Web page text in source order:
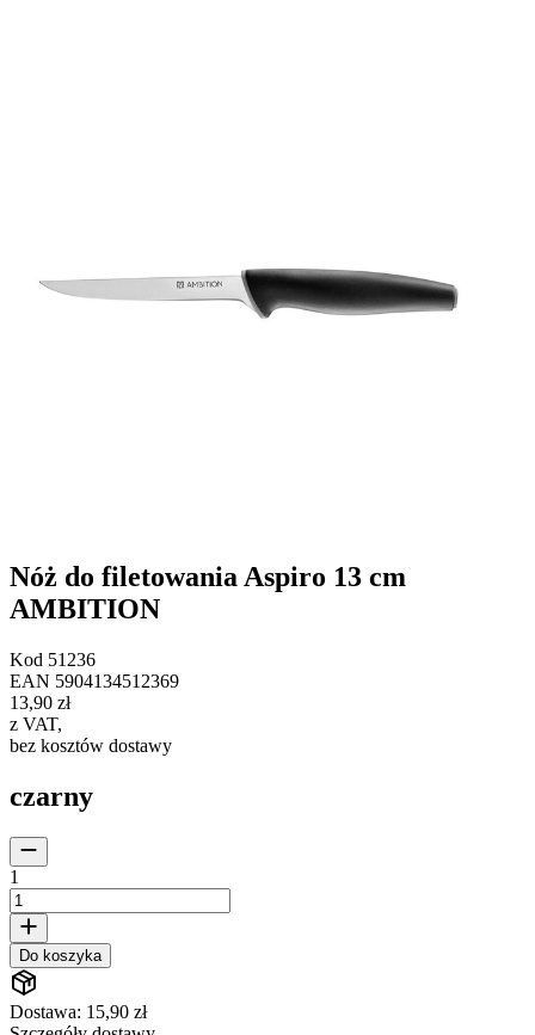
Nóż do filetowania Aspiro 13 cm
AMBITION
Kod 51236
EAN 5904134512369
13,90 zł
z VAT,
bez kosztów dostawy
czarny
1
Do koszyka
Dostawa: 15,90 zł